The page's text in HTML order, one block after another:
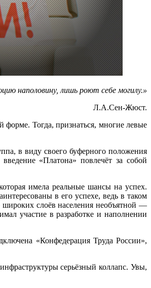
наполовину, лишь роют себе могилу.»
Л.А.Сен-Жюст.
Тогда, признаться, многие левые
в виду своего буферного положения
«Платона» повлечёт за собой
имела реальные шансы на успех.
в его успехе, ведь в таком
широких слоёв населения необъятной —
участие в разработке и наполнении
«Конфедерация Труда России»,
серьёзный коллапс. Увы,